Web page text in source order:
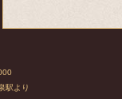
駅より